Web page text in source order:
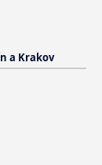
a Krakov